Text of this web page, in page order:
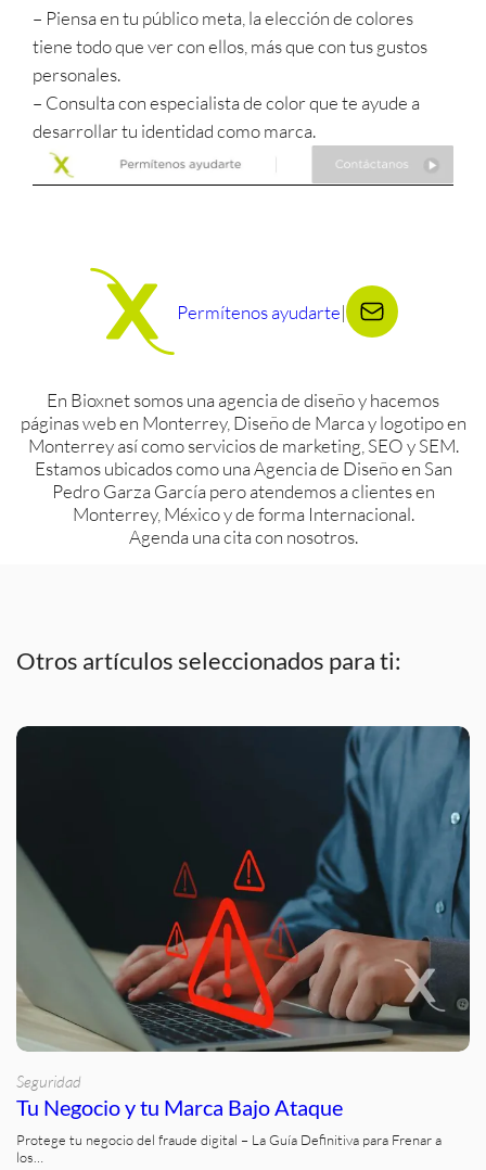
– Piensa en tu público meta, la elección de colores
tiene todo que ver con ellos, más que con tus gustos
personales.
– Consulta con especialista de color que te ayude a
desarrollar tu identidad como marca.
Permítenos ayudarte|
En Bioxnet somos una agencia de diseño y hacemos
páginas web en Monterrey, Diseño de Marca y logotipo en
Monterrey así como servicios de marketing, SEO y SEM.
Estamos ubicados como una Agencia de Diseño en San
Pedro Garza García pero atendemos a clientes en
Monterrey, México y de forma Internacional.
Agenda una cita con nosotros.
Otros artículos seleccionados para ti:
Seguridad
Tu Negocio y tu Marca Bajo Ataque
Protege tu negocio del fraude digital – La Guía Definitiva para Frenar a
los…